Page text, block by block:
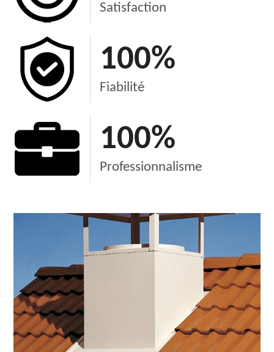
Satisfaction
100%
Fiabilité
100%
Professionnalisme